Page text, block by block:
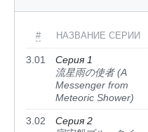
# НАЗВАНИЕ СЕРИИ
3.01
Серия 1
流星雨の使者 (A
Messenger from
Meteoric Shower)
3.02
Серия 2